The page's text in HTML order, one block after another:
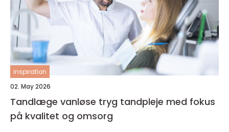
inspiration
02. May 2026
Tandlæge vanløse tryg tandpleje med fokus
på kvalitet og omsorg